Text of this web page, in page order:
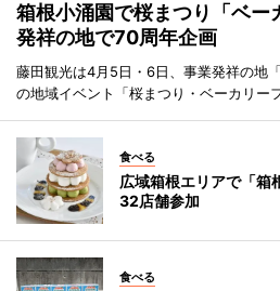
箱根小涌園で桜まつり「ベ
発祥の地で70周年企画
藤田観光は4月5日・6日、事業発祥の地
の地域イベント「桜まつり・ベーカリー
食べる
広域箱根エリアで「
32店舗参加
食べる